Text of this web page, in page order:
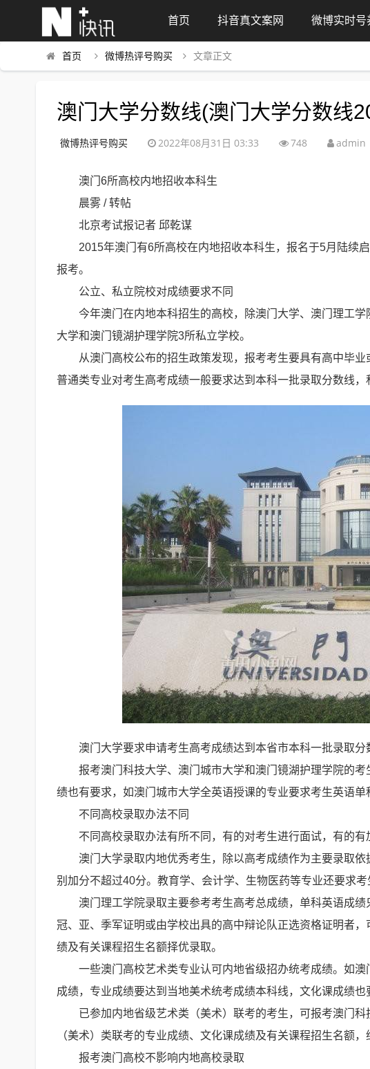
首页 抖音真文案网 微博实时号
首页 微博热评号购买 文章正文
澳门大学分数线(澳门大学分数线
微博热评号购买 2022年08月31日 03:33 748 admin
澳门6所高校内地招收本科生
晨雾 / 转帖
北京考试报记者 邱乾谋
2015年澳门有6所高校在内地招收本科生，报名于5月陆续
报考。
公立、私立院校对成绩要求不同
今年澳门在内地本科招生的高校，除澳门大学、澳门理工
大学和澳门镜湖护理学院3所私立学校。
从澳门高校公布的招生政策发现，报考考生要具有高中毕
普通类专业对考生高考成绩一般要求达到本科一批录取分数线，
澳门大学要求申请考生高考成绩达到本省市本科一批录取分
报考澳门科技大学、澳门城市大学和澳门镜湖护理学院的
绩也有要求，如澳门城市大学全英语授课的专业要求考生英语单
不同高校录取办法不同
不同高校录取办法有所不同，有的对考生进行面试，有的有
澳门大学录取内地优秀考生，除以高考成绩作为主要录取
别加分不超过40分。教育学、会计学、生物医药等专业还要求考
澳门理工学院录取主要参考考生高考总成绩，单科英语成
冠、亚、季军证明或由学校出具的高中辩论队正选资格证明者
绩及有关课程招生名额择优录取。
一些澳门高校艺术类专业认可内地省级招办统考成绩。如
成绩，专业成绩要达到当地美术统考成绩本科线，文化课成绩也
已参加内地省级艺术类（美术）联考的考生，可报考澳门
（美术）类联考的专业成绩、文化课成绩及有关课程招生名额，
报考澳门高校不影响内地高校录取